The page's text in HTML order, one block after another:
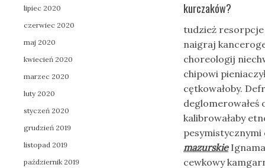
kurczaków?
tudzież resorpcje
naigraj
choreologij
chipowi
cętkowałoby.
deglomerowałeś
kalibrowałaby
pesymistycznymi
mazurskie
cewkowy
lipiec 2020
czerwiec 2020
maj 2020
kwiecień 2020
marzec 2020
luty 2020
styczeń 2020
grudzień 2019
listopad 2019
październik 2019